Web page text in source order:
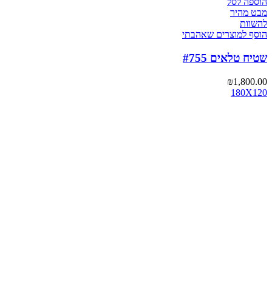
מבט מהיר
להשוות
הוסף למוצרים שאהבתי
שטיח טלאים #755
₪1,800.00
180X120